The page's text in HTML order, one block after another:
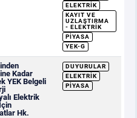
ELEKTRIK
KAYIT VE
UZLAŞTIRMA
- ELEKTRIK
PIYASA
YEK-G
Kadar
YEK Belgeli
Elektrik
Hk.
DUYURULAR
ELEKTRIK
PIYASA